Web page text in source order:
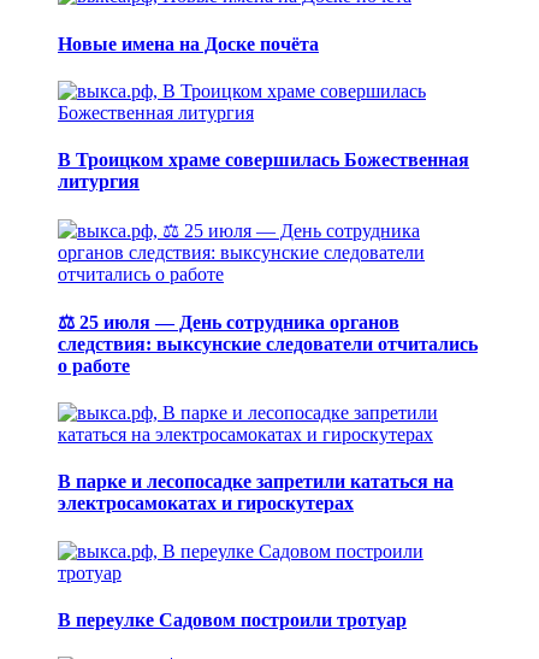
Новые имена на Доске почёта
В Троицком храме совершилась Божественная
литургия
⚖️ 25 июля — День сотрудника органов
следствия: выксунские следователи отчитались
о работе
В парке и лесопосадке запретили кататься на
электросамокатах и гироскутерах
В переулке Садовом построили тротуар